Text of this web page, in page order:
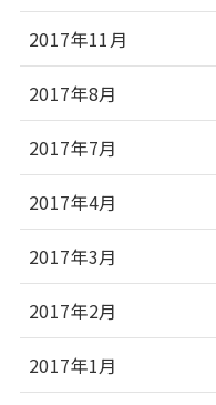
2017年11月
2017年8月
2017年7月
2017年4月
2017年3月
2017年2月
2017年1月